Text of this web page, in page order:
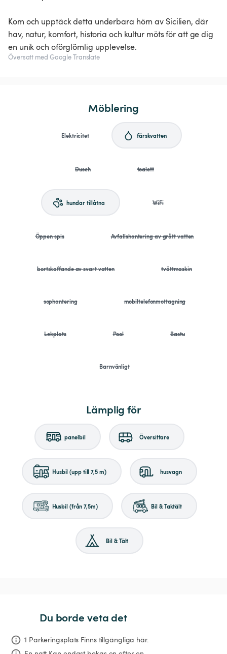
Kom och upptäck detta underbara hörn av Sicilien, där
hav, natur, komfort, historia och kultur möts för att ge dig
en unik och oförglömlig upplevelse.
Översatt med Google Translate
Möblering
Elektricitet färskvatten
Dusch toalett
hundar tillåtna WiFi
Öppen spis Avfallshantering av grått vatten
bortskaffande av svart vatten tvättmaskin
sophantering mobiltelefonmottagning
Lekplats Pool Bastu
Barnvänligt
Lämplig för
panelbil Översittare
Husbil (upp till 7,5 m) husvagn
Husbil (från 7,5m) Bil & Taktält
Bil & Tält
Du borde veta det
1 Parkeringsplats Finns tillgängliga här.